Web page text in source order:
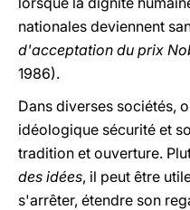
nationales deviennent
d'acceptation du prix
1986).
Dans diverses sociétés,
idéologique sécurité et
tradition et ouverture.
des idées, il peut être
s'arrêter, étendre son